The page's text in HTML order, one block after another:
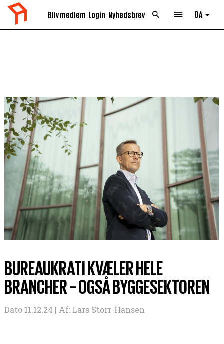
Bliv medlem Login Nyhedsbrev DA List
BUREAUKRATI KVÆLER HELE
BRANCHER – OGSÅ BYGGESEKTOREN
Dato 11.12.24 | Af: Lars Storr-Hansen